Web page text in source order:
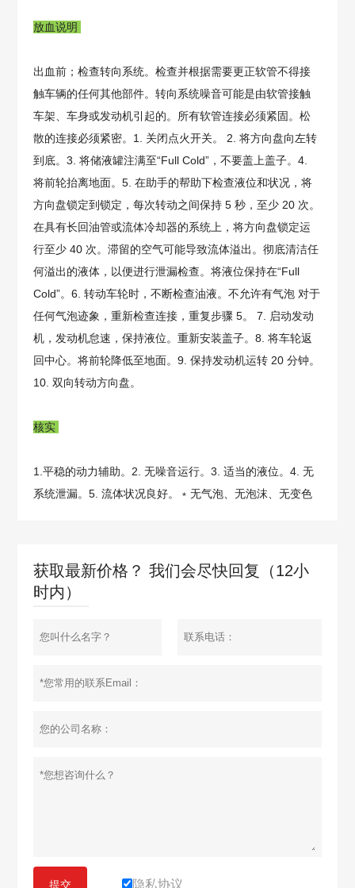
放血说明
出血前；检查转向系统。检查并根据需要更正软管不得接
触车辆的任何其他部件。转向系统噪音可能是由软管接触
车架、车身或发动机引起的。所有软管连接必须紧固。松
散的连接必须紧密。1. 关闭点火开关。 2. 将方向盘向左转
到底。3. 将储液罐注满至“Full Cold”，不要盖上盖子。4.
将前轮抬离地面。5. 在助手的帮助下检查液位和状况，将
方向盘锁定到锁定，每次转动之间保持 5 秒，至少 20 次。
在具有长回油管或流体冷却器的系统上，将方向盘锁定运
行至少 40 次。滞留的空气可能导致流体溢出。彻底清洁任
何溢出的液体，以便进行泄漏检查。将液位保持在“Full
Cold”。6. 转动车轮时，不断检查油液。不允许有气泡 对于
任何气泡迹象，重新检查连接，重复步骤 5。 7. 启动发动
机，发动机怠速，保持液位。重新安装盖子。8. 将车轮返
回中心。将前轮降低至地面。9. 保持发动机运转 20 分钟。
10. 双向转动方向盘。
核实
1.平稳的动力辅助。2. 无噪音运行。3. 适当的液位。4. 无
系统泄漏。5. 流体状况良好。﹡无气泡、无泡沫、无变色
获取最新价格？ 我们会尽快回复（12小
时内）
提交 隐私协议